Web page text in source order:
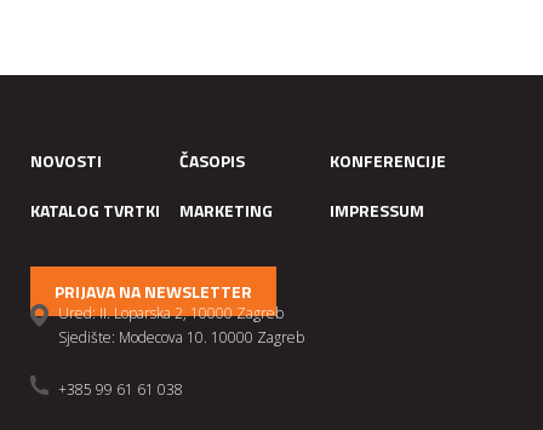
NOVOSTI ČASOPIS
KONFERENCIJE
KATALOG TVRTKI
MARKETING IMPRESSUM
PRIJAVA NA NEWSLETTER
Ured: II. Loparska 2, 10000 Zagreb
Sjedište: Modecova 10. 10000 Zagreb
+385 99 61 61 038